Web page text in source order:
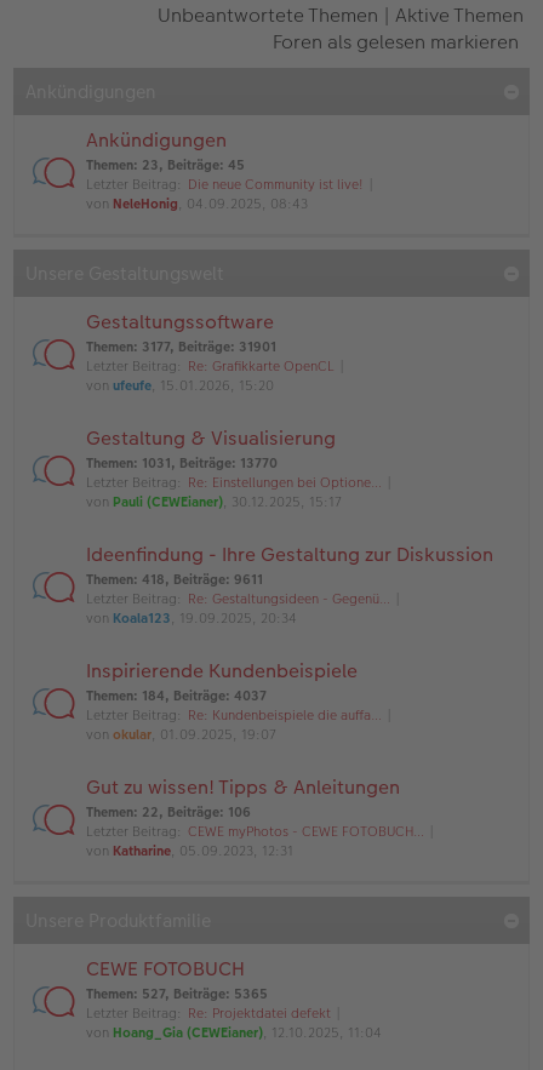
Unbeantwortete Themen | Aktive Themen
Foren als gelesen markieren
Ankündigungen
Themen: 23, Beiträge: 45
Letzter Beitrag: Die neue Community ist live!
von NeleHonig, 04.09.2025, 08:43
Gestaltungssoftware
Themen: 3177, Beiträge: 31901
Letzter Beitrag: Re: Grafikkarte OpenCL
von ufeufe, 15.01.2026, 15:20
Gestaltung & Visualisierung
Themen: 1031, Beiträge: 13770
Letzter Beitrag: Re: Einstellungen bei Optione…
von Pauli (CEWEianer), 30.12.2025, 15:17
Ideenfindung - Ihre Gestaltung zur Diskussion
Themen: 418, Beiträge: 9611
Letzter Beitrag: Re: Gestaltungsideen - Gegenü…
von Koala123, 19.09.2025, 20:34
Inspirierende Kundenbeispiele
Themen: 184, Beiträge: 4037
Letzter Beitrag: Re: Kundenbeispiele die auffa…
von okular, 01.09.2025, 19:07
Gut zu wissen! Tipps & Anleitungen
Themen: 22, Beiträge: 106
Letzter Beitrag: CEWE myPhotos - CEWE FOTOBUCH…
von Katharine, 05.09.2023, 12:31
CEWE FOTOBUCH
Themen: 527, Beiträge: 5365
Letzter Beitrag: Re: Projektdatei defekt
von Hoang_Gia (CEWEianer), 12.10.2025, 11:04